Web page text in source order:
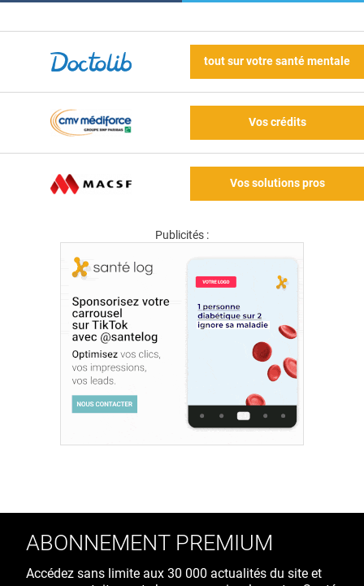
tout sur votre santé mentale
Vos crédits
Vos solutions pros
Publicités :
ABONNEMENT PREMIUM
Accédez sans limite aux 30 000 actualités du site et